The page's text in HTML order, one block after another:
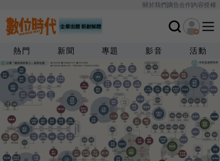
關於我們廣告合作內容授權
熱門 新聞 專題 影音 活動